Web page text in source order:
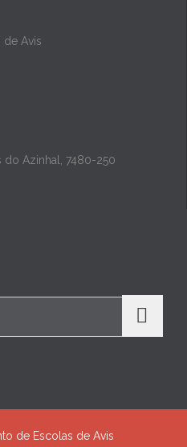
Avis
do Azinhal, 7480-250
de Escolas de Avis